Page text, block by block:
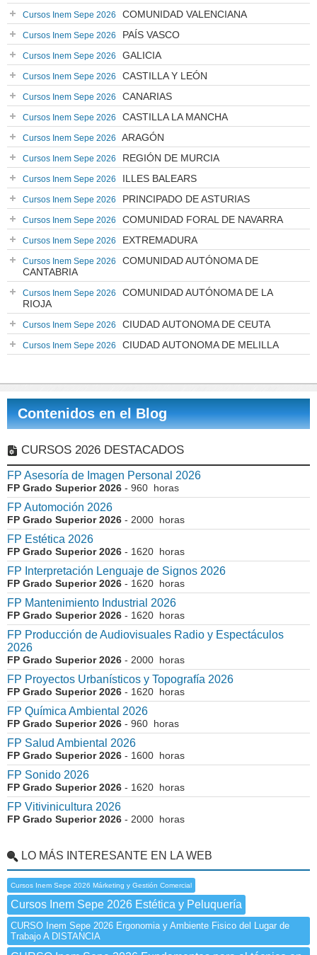
Cursos Inem Sepe 2026 COMUNIDAD VALENCIANA
Cursos Inem Sepe 2026 PAÍS VASCO
Cursos Inem Sepe 2026 GALICIA
Cursos Inem Sepe 2026 CASTILLA Y LEÓN
Cursos Inem Sepe 2026 CANARIAS
Cursos Inem Sepe 2026 CASTILLA LA MANCHA
Cursos Inem Sepe 2026 ARAGÓN
Cursos Inem Sepe 2026 REGIÓN DE MURCIA
Cursos Inem Sepe 2026 ILLES BALEARS
Cursos Inem Sepe 2026 PRINCIPADO DE ASTURIAS
Cursos Inem Sepe 2026 COMUNIDAD FORAL DE NAVARRA
Cursos Inem Sepe 2026 EXTREMADURA
Cursos Inem Sepe 2026
COMUNIDAD AUTÓNOMA DE
CANTABRIA
Cursos Inem Sepe 2026
COMUNIDAD AUTÓNOMA DE LA
RIOJA
Cursos Inem Sepe 2026 CIUDAD AUTONOMA DE CEUTA
Cursos Inem Sepe 2026 CIUDAD AUTONOMA DE MELILLA
Contenidos en el Blog
CURSOS 2026 DESTACADOS
FP Asesoría de Imagen Personal 2026
FP Grado Superior 2026 - 960 horas
FP Automoción 2026
FP Grado Superior 2026 - 2000 horas
FP Estética 2026
FP Grado Superior 2026 - 1620 horas
FP Interpretación Lenguaje de Signos 2026
FP Grado Superior 2026 - 1620 horas
FP Mantenimiento Industrial 2026
FP Grado Superior 2026 - 1620 horas
FP Producción de Audiovisuales Radio y Espectáculos
2026
FP Grado Superior 2026 - 2000 horas
FP Proyectos Urbanísticos y Topografía 2026
FP Grado Superior 2026 - 1620 horas
FP Química Ambiental 2026
FP Grado Superior 2026 - 960 horas
FP Salud Ambiental 2026
FP Grado Superior 2026 - 1600 horas
FP Sonido 2026
FP Grado Superior 2026 - 1620 horas
FP Vitivinicultura 2026
FP Grado Superior 2026 - 2000 horas
LO MÁS INTERESANTE EN LA WEB
Cursos Inem Sepe 2026 Márketing y Gestión Comercial
Cursos Inem Sepe 2026 Estética y Peluquería
CURSO Inem Sepe 2026 Ergonomia y Ambiente Fisico del Lugar de
Trabajo A DISTANCIA